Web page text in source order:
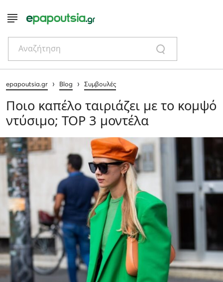
Αναζήτηση
epapoutsia.gr › Blog › Συμβουλές
Ποιο καπέλο ταιριάζει με το κομψό
ντύσιμο; TOP 3 μοντέλα
Συμβουλές